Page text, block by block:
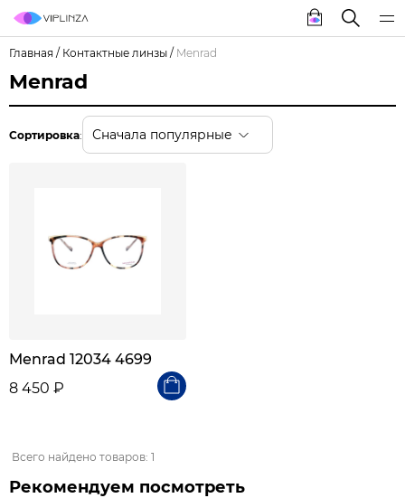
Главная / Контактные линзы / Menrad
Menrad
Сортировка: Сначала популярные
Menrad 12034 4699
8 450 ₽
Всего найдено товаров: 1
Рекомендуем посмотреть